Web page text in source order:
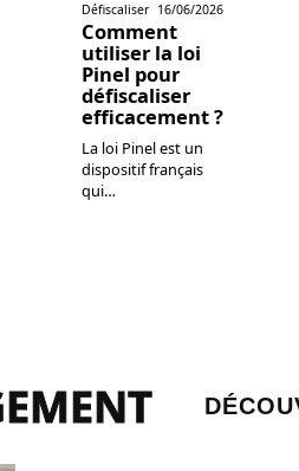
Défiscaliser 16/06/2026
Comment
utiliser la loi
Pinel pour
défiscaliser
efficacement ?
La loi Pinel est un
dispositif français
qui…